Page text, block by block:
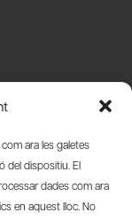
ara les galetes
del dispositiu. El
dades com ara
en aquest lloc. No